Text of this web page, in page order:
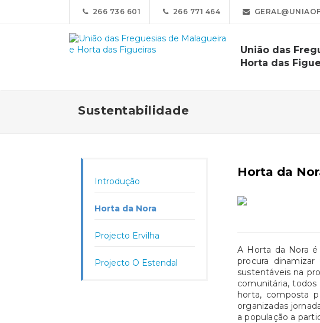
266 736 601 266 771 464
União das
Horta das
Sustentabilidade
Introdução
Horta da Nora
Projecto Ervilha
Projecto O Estendal
Horta da
A Horta da Nora
procura
sustentáveis na
comunitária,
horta, composta
organizadas
a população a